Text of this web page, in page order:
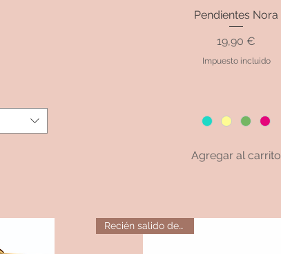
Vista rápida
Pendientes Nora
Precio
19,90 €
Impuesto incluido
Agregar al carrito
Recién salido del horno